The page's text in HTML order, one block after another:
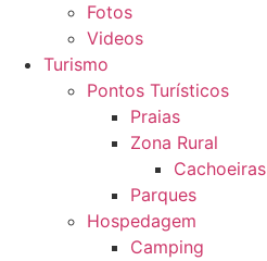
Fotos
Videos
Turismo
Pontos Turísticos
Praias
Zona Rural
Cachoeiras
Parques
Hospedagem
Camping